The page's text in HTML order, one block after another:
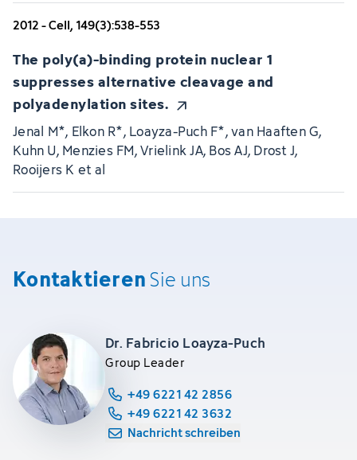
2012 - Cell, 149(3):538-553
The poly(a)-binding protein nuclear 1
suppresses alternative cleavage and
polyadenylation sites.
Jenal M*, Elkon R*, Loayza-Puch F*, van Haaften G,
Kuhn U, Menzies FM, Vrielink JA, Bos AJ, Drost J,
Rooijers K et al
KontaktierenSie uns
Dr. Fabricio Loayza-Puch
Group Leader
+49 6221 42 2856
+49 6221 42 3632
Nachricht schreiben